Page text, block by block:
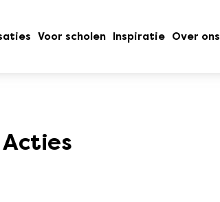
Voor scholen Inspiratie Over ons
Acties